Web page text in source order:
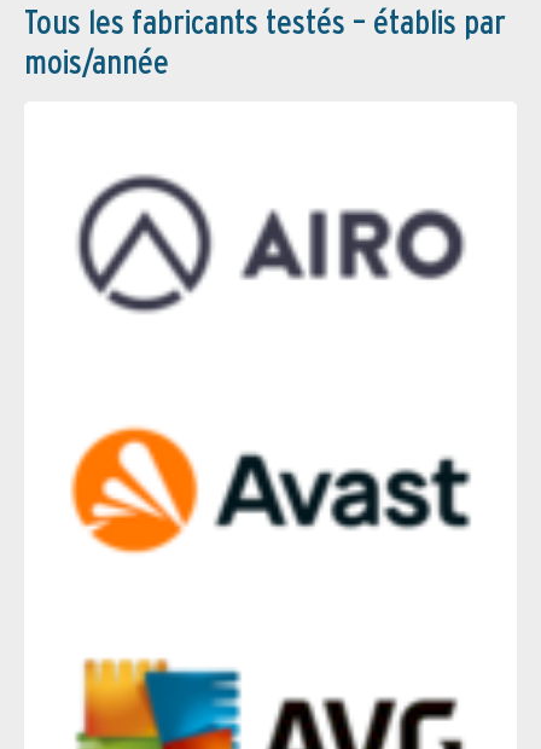
Tous les fabricants testés – établis par
mois/année